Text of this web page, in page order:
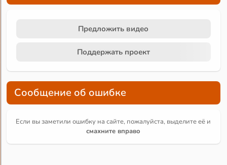
Предложить видео
Поддержать проект
Сообщение об ошибке
Если вы заметили ошибку на сайте, пожалуйста, выделите её и
смахните вправо